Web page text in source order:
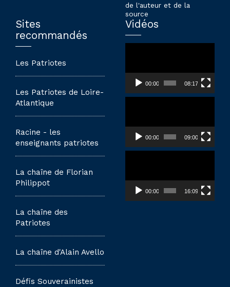
de l'auteur et de la
source
Sites
recommandés
Les Patriotes
Les Patriotes de Loire-
Atlantique
Racine - les
enseignants patriotes
La chaîne de Florian
Philippot
La chaîne des
Patriotes
La chaîne d'Alain Avello
Défis Souverainistes
Vidéos
00:00 08:17
00:00 09:00
00:00 16:09